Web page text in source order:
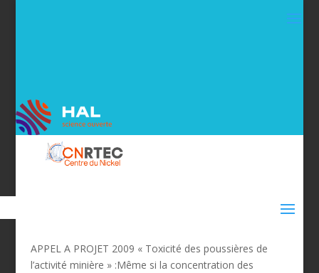
APPEL A PROJET 2009 « Toxicité des poussières de
l’activité minière » :Même si la concentration des